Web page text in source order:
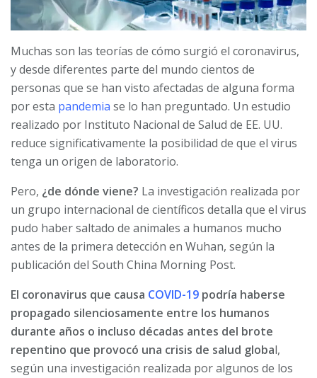
Muchas son las teorías de cómo surgió el coronavirus,
y desde diferentes parte del mundo cientos de
personas que se han visto afectadas de alguna forma
por esta pandemia se lo han preguntado. Un estudio
realizado por Instituto Nacional de Salud de EE. UU.
reduce significativamente la posibilidad de que el virus
tenga un origen de laboratorio.
Pero, ¿de dónde viene? La investigación realizada por
un grupo internacional de científicos detalla que el virus
pudo haber saltado de animales a humanos mucho
antes de la primera detección en Wuhan, según la
publicación del South China Morning Post.
El coronavirus que causa COVID-19 podría haberse
propagado silenciosamente entre los humanos
durante años o incluso décadas antes del brote
repentino que provocó una crisis de salud global,
según una investigación realizada por algunos de los